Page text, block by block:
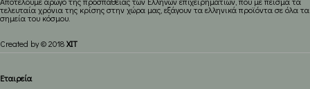
τελευταία χρόνια της κρίσης στην χώρα μας, εξάγουν τα ελληνικά προϊόντα σε όλα τα
σημεία του κόσμου.
Created by © 2018XIT
Εταιρεία